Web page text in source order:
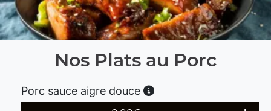
Nos Plats au Porc
Porc sauce aigre douce